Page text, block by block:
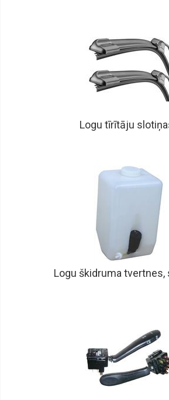
Logu tīrītāju
Logu škidruma tvertnes,